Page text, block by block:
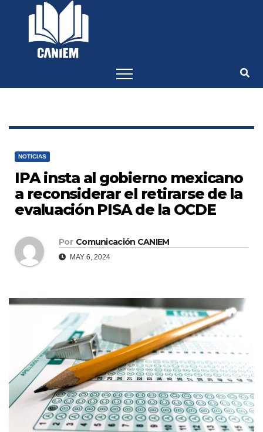
NOTICIAS
IPA insta al gobierno mexicano
a reconsiderar el retirarse de la
evaluación PISA de la OCDE
Por Comunicación CANIEM
MAY 6, 2024